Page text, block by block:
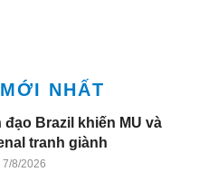
NHẤT
đạo Brazil khiến MU và
tranh giành
7/8/2026